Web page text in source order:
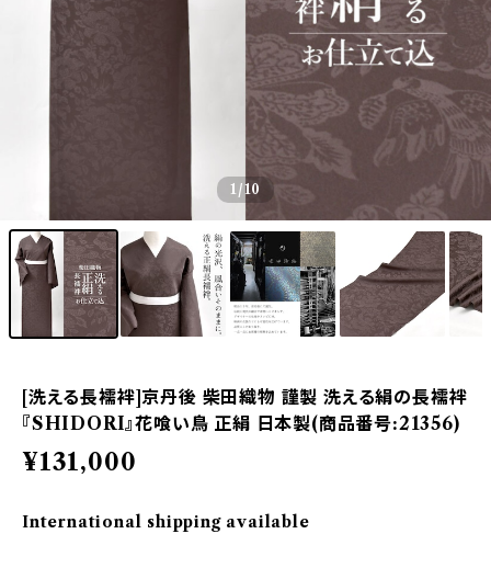
1/10
[洗える長襦袢]京丹後 柴田織物 謹製 洗える絹の長襦袢
『SHIDORI』花喰い鳥 正絹 日本製(商品番号:21356)
¥131,000
International shipping available